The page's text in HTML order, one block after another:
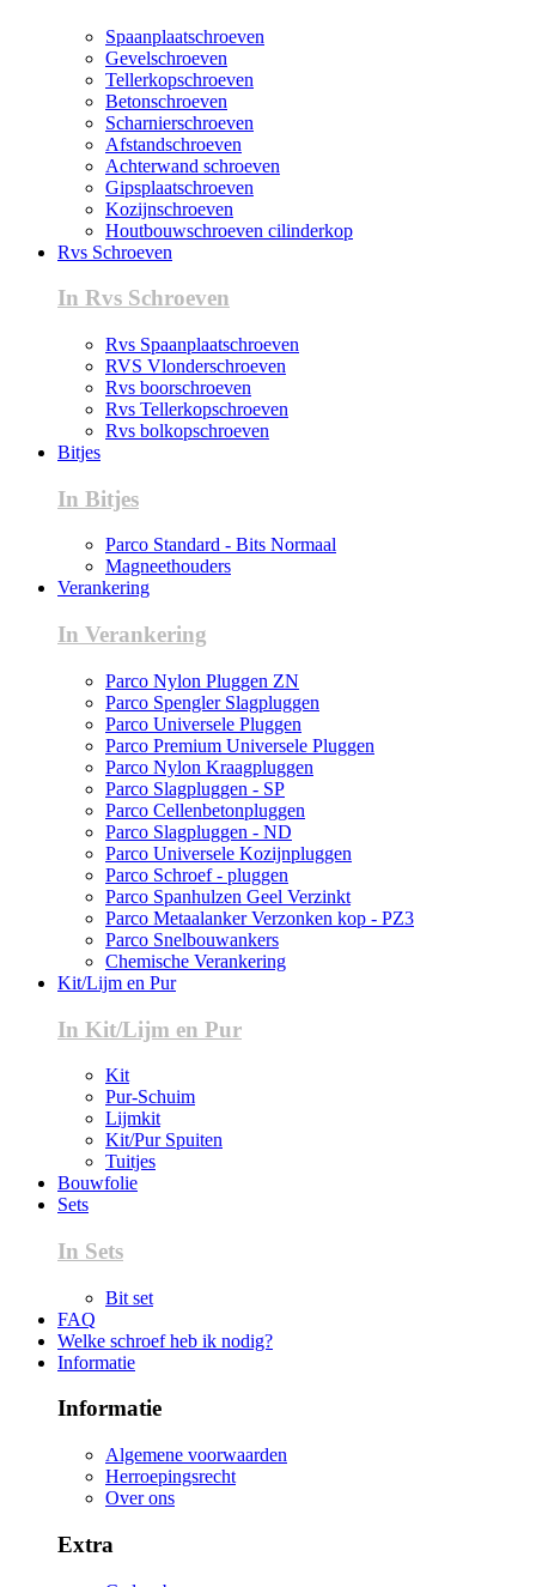
Spaanplaatschroeven
Gevelschroeven
Tellerkopschroeven
Betonschroeven
Scharnierschroeven
Afstandschroeven
Achterwand schroeven
Gipsplaatschroeven
Kozijnschroeven
Houtbouwschroeven cilinderkop
Rvs Schroeven
In Rvs Schroeven
Rvs Spaanplaatschroeven
RVS Vlonderschroeven
Rvs boorschroeven
Rvs Tellerkopschroeven
Rvs bolkopschroeven
Bitjes
In Bitjes
Parco Standard - Bits Normaal
Magneethouders
Verankering
In Verankering
Parco Nylon Pluggen ZN
Parco Spengler Slagpluggen
Parco Universele Pluggen
Parco Premium Universele Pluggen
Parco Nylon Kraagpluggen
Parco Slagpluggen - SP
Parco Cellenbetonpluggen
Parco Slagpluggen - ND
Parco Universele Kozijnpluggen
Parco Schroef - pluggen
Parco Spanhulzen Geel Verzinkt
Parco Metaalanker Verzonken kop - PZ3
Parco Snelbouwankers
Chemische Verankering
Kit/Lijm en Pur
In Kit/Lijm en Pur
Kit
Pur-Schuim
Lijmkit
Kit/Pur Spuiten
Tuitjes
Bouwfolie
Sets
In Sets
Bit set
FAQ
Welke schroef heb ik nodig?
Informatie
Informatie
Algemene voorwaarden
Herroepingsrecht
Over ons
Extra